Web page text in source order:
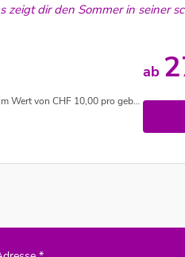
zeigt dir den Sommer in seiner
Zimmer und Nacht (nach Verfügbarkeit)
ab